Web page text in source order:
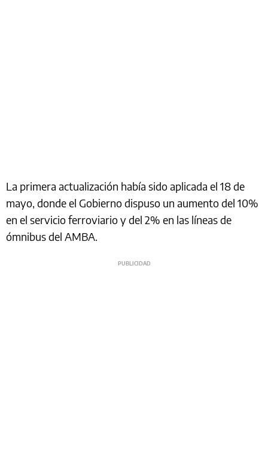
La primera actualización había sido aplicada el 18 de
mayo, donde el Gobierno dispuso un aumento del 10%
en el servicio ferroviario y del 2% en las líneas de
ómnibus del AMBA.